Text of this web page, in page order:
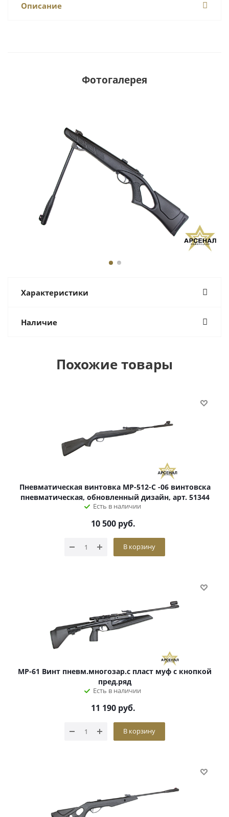
Описание
Фотогалерея
Характеристики
Наличие
Похожие товары
Пневматическая винтовка МР-512-С -06 винтовска
пневматическая, обновленный дизайн, арт. 51344
Есть в наличии
10 500руб.
В корзину
МР-61 Винт пневм.многозар.с пласт муф с кнопкой
пред.ряд
Есть в наличии
11 190руб.
В корзину